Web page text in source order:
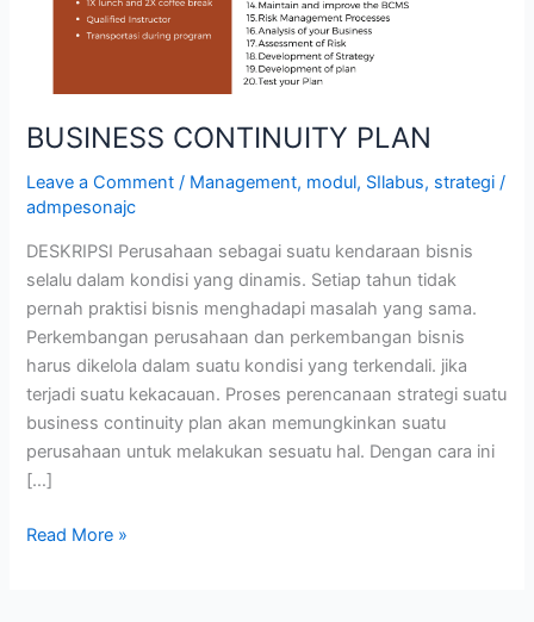
BUSINESS CONTINUITY PLAN
Leave a Comment / Management, modul, SIlabus, strategi /
admpesonajc
DESKRIPSI Perusahaan sebagai suatu kendaraan bisnis
selalu dalam kondisi yang dinamis. Setiap tahun tidak
pernah praktisi bisnis menghadapi masalah yang sama.
Perkembangan perusahaan dan perkembangan bisnis
harus dikelola dalam suatu kondisi yang terkendali. jika
terjadi suatu kekacauan. Proses perencanaan strategi suatu
business continuity plan akan memungkinkan suatu
perusahaan untuk melakukan sesuatu hal. Dengan cara ini
[…]
Read More »